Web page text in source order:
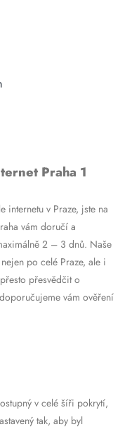
Praha 1
internetu v Praze, jste na
vám doručí a
2 – 3 dnů. Naše
po celé Praze, ale i
přesvědčit o
vám ověření
v celé šíři pokrytí,
tak, aby byl